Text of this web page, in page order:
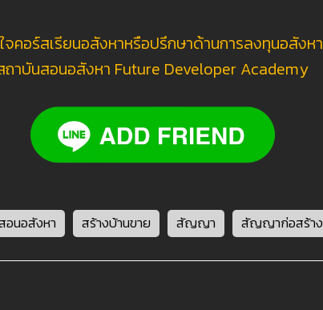
จคอร์สเรียนอสังหาหรือปรึกษาด้านการลงทุนอสังหา
ถาบันสอนอสังหา Future Developer Academy
อนอสังหา สร้างบ้านขาย สัญญา สัญญาก่อสร้าง